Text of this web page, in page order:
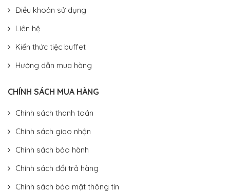
Điều khoản sử dụng
Liên hệ
Kiến thức tiệc buffet
Hướng dẫn mua hàng
CHÍNH SÁCH MUA HÀNG
Chính sách thanh toán
Chính sách giao nhận
Chính sách bảo hành
Chính sách đổi trả hàng
Chính sách bảo mật thông tin